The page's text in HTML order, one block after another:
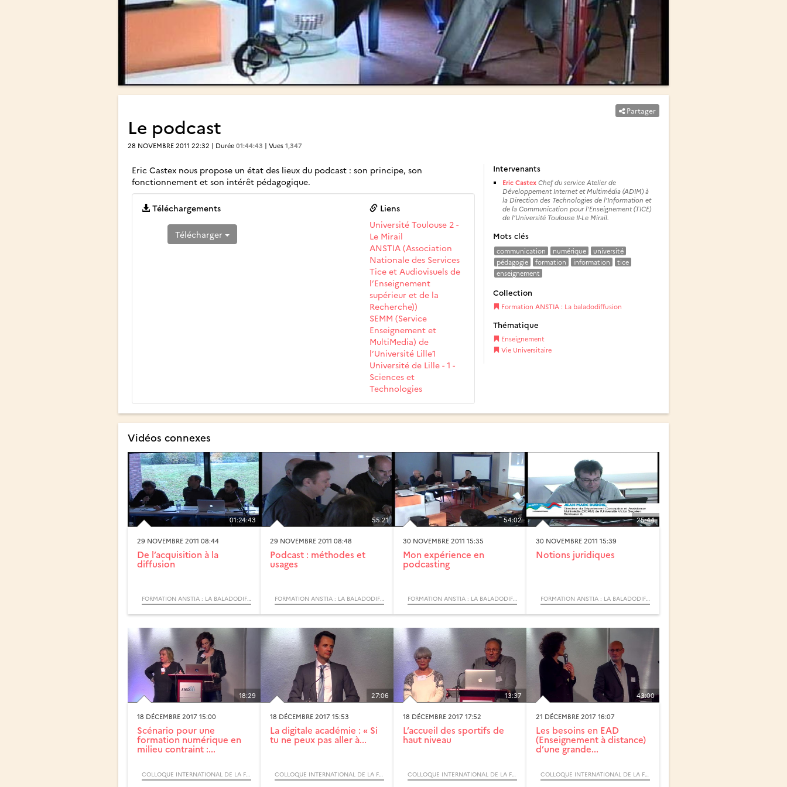
Partager
Le podcast
28 NOVEMBRE 2011 22:32 | Durée 01:44:43 | Vues 1,347
Eric Castex nous propose un état des lieux du podcast : son principe, son
fonctionnement et son intérêt pédagogique.
Téléchargements
Télécharger
Liens
Université Toulouse 2 -
Le Mirail
ANSTIA (Association
Nationale des Services
Tice et Audiovisuels de
l’Enseignement
supérieur et de la
Recherche))
SEMM (Service
Enseignement et
MultiMedia) de
l’Université Lille1
Université de Lille - 1 -
Sciences et
Technologies
Intervenants
Eric Castex Chef du service Atelier de
Développement Internet et Multimédia (ADIM) à
la Direction des Technologies de l’Information et
de la Communication pour l’Enseignement (TICE)
de l’Université Toulouse II-Le Mirail.
Mots clés
communication numérique
université
pédagogie
formation information
tice
enseignement
Collection
Formation ANSTIA : La baladodiffusion
Thématique
Enseignement
Vie Universitaire
Vidéos connexes
01:24:43
29 NOVEMBRE 2011 08:44
De l’acquisition à la
diffusion
FORMATION ANSTIA : LA BALADODIFFUSION
55:21
29 NOVEMBRE 2011 08:48
Podcast : méthodes et
usages
FORMATION ANSTIA : LA BALADODIFFUSION
54:02
30 NOVEMBRE 2011 15:35
Mon expérience en
podcasting
FORMATION ANSTIA : LA BALADODIFFUSION
25:44
30 NOVEMBRE 2011 15:39
Notions juridiques
FORMATION ANSTIA : LA BALADODIFFUSION
18:29
18 DÉCEMBRE 2017 15:00
Scénario pour une
formation numérique en
milieu contraint :...
COLLOQUE INTERNATIONAL DE LA FIED 2017 - L’ENSEIGNEMENT À DISTANCE, UN LEVIER POUR LA TRANSFORMATION PÉDAGOGIQUE ?
27:06
18 DÉCEMBRE 2017 15:53
La digitale académie : « Si
tu ne peux pas aller à...
COLLOQUE INTERNATIONAL DE LA FIED 2017 - L’ENSEIGNEMENT À DISTANCE, UN LEVIER POUR LA TRANSFORMATION PÉDAGOGIQUE ?
13:37
18 DÉCEMBRE 2017 17:52
L’accueil des sportifs de
haut niveau
COLLOQUE INTERNATIONAL DE LA FIED 2017 - L’ENSEIGNEMENT À DISTANCE, UN LEVIER POUR LA TRANSFORMATION PÉDAGOGIQUE ?
43:00
21 DÉCEMBRE 2017 16:07
Les besoins en EAD
(Enseignement à distance)
d’une grande...
COLLOQUE INTERNATIONAL DE LA FIED 2017 - L’ENSEIGNEMENT À DISTANCE, UN LEVIER POUR LA TRANSFORMATION PÉDAGOGIQUE ?